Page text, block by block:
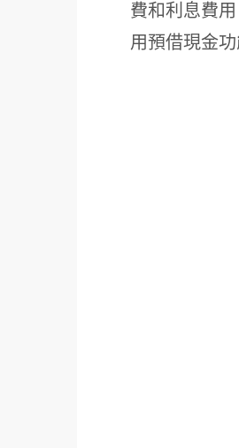
費和利息費
用預借現金功